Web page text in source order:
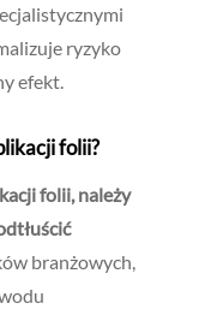
ryzyko
efekt.
folii?
folii, należy
branżowych,